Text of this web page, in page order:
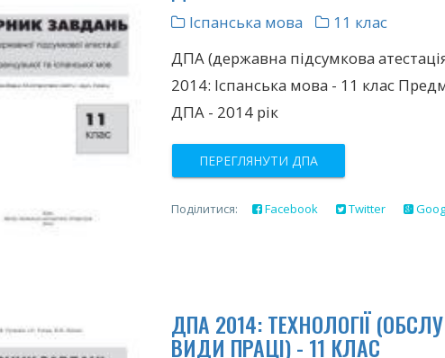
Іспанська мова
11 клас
ДПА (державна підсумкова
2014: Іспанська мова - 11 клас
ДПА - 2014 рік
ПЕРЕГЛЯНУТИ ДПА
Поділитися: Facebook Twitter
ДПА 2014: ТЕХНОЛОГІЇ
ВИДИ ПРАЦІ) - 11 КЛАС